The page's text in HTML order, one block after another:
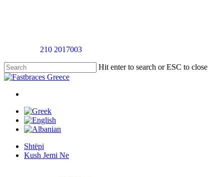
210 2017003
Hit enter to search or ESC to close
Close
Menu
Menu
Shtëpi
Kush Jemi Ne